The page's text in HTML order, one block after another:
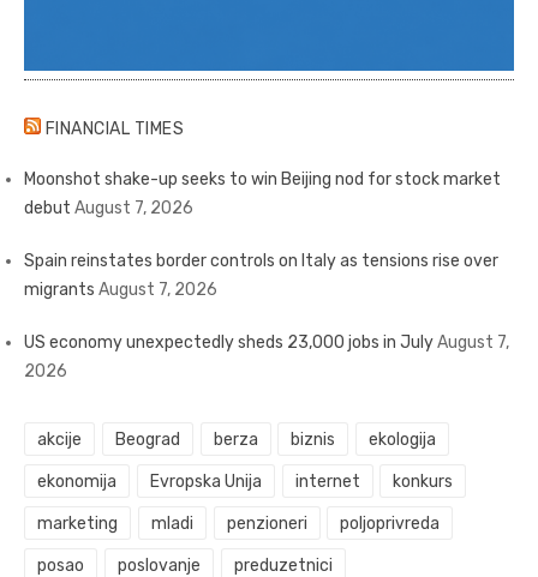
FINANCIAL TIMES
Moonshot shake-up seeks to win Beijing nod for stock market
debut August 7, 2026
Spain reinstates border controls on Italy as tensions rise over
migrants August 7, 2026
US economy unexpectedly sheds 23,000 jobs in JulyAugust 7,
2026
akcije Beograd berza biznis ekologija
ekonomija Evropska Unija internet konkurs
marketing mladi penzioneri poljoprivreda
posao poslovanje preduzetnici